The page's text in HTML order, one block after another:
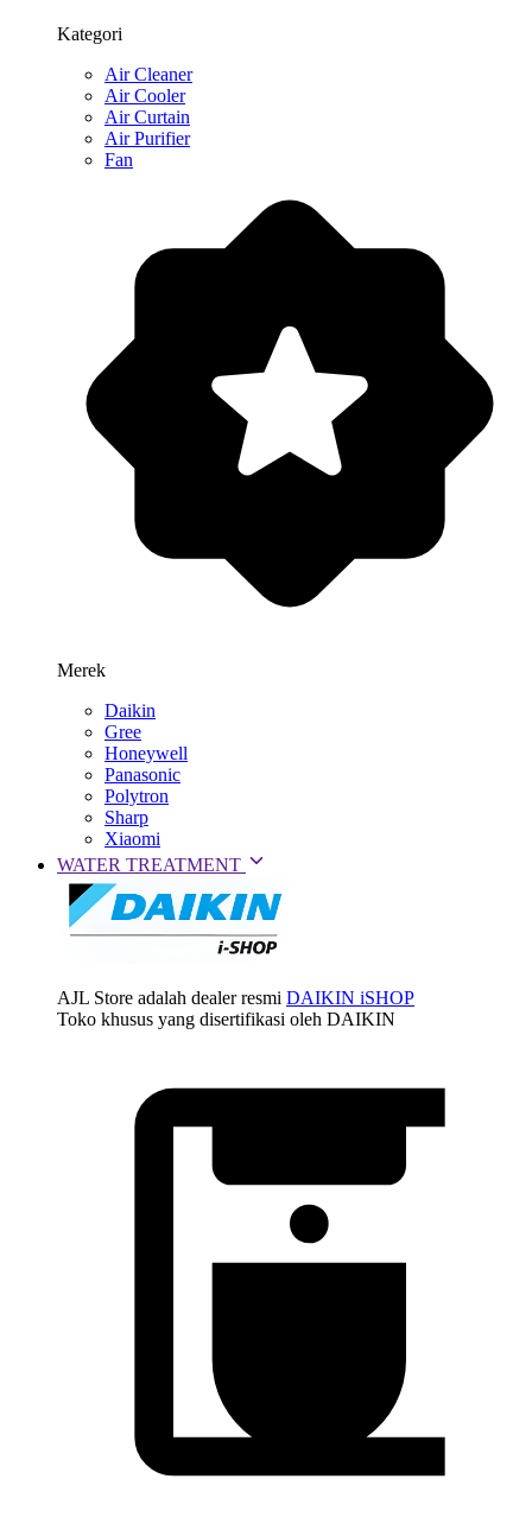
Kategori
Air Cleaner
Air Cooler
Air Curtain
Air Purifier
Fan
Merek
Daikin
Gree
Honeywell
Panasonic
Polytron
Sharp
Xiaomi
WATER TREATMENT
AJL Store adalah dealer resmi DAIKIN iSHOP
Toko khusus yang disertifikasi oleh DAIKIN